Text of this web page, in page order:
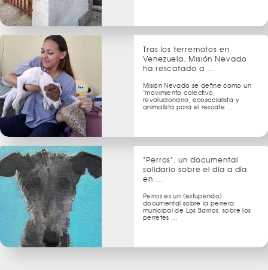
Tras los terremotos en
Venezuela, Misión Nevado
ha rescatado a …
Misión Nevado se define como un
"movimiento colectivo,
revolucionario, ecosocialista y
animalista para el rescate …
"Perros", un documental
solidario sobre el día a día
en …
Perros es un (estupendo)
documental sobre la perrera
municipal de Los Barrios, sobre los
perretes …